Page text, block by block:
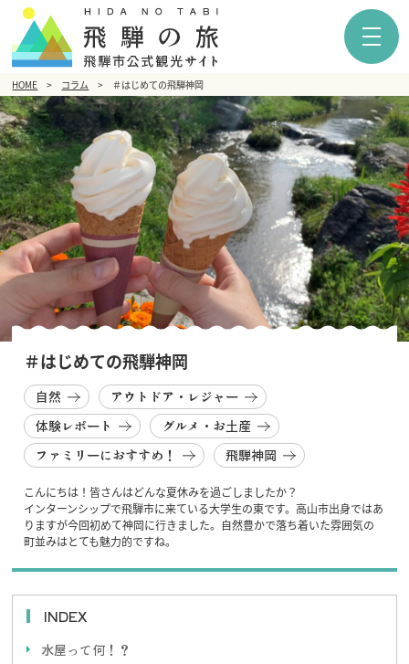
HOME コラム ＃はじめての飛騨神岡
＃はじめての飛騨神岡
自然
アウトドア・レジャー
体験レポート
グルメ・お土産
ファミリーにおすすめ！
飛騨神岡
こんにちは！皆さんはどんな夏休みを過ごしましたか？
インターンシップで飛騨市に来ている大学生の東です。高山市出身ではあ
りますが今回初めて神岡に行きました。自然豊かで落ち着いた雰囲気の
町並みはとても魅力的ですね。
INDEX
水屋って何！？